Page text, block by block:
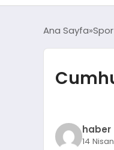
Ana Sayfa
haber
14